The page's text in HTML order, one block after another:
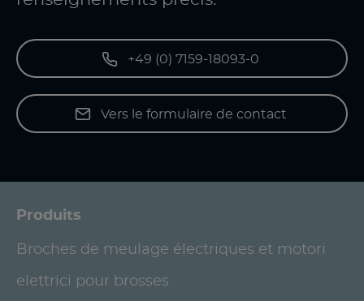
+49 (0) 7159-18093-0
Vers le formulaire de contact
Produits
Broches de meulage électriques et motori
elettrici pour brosses